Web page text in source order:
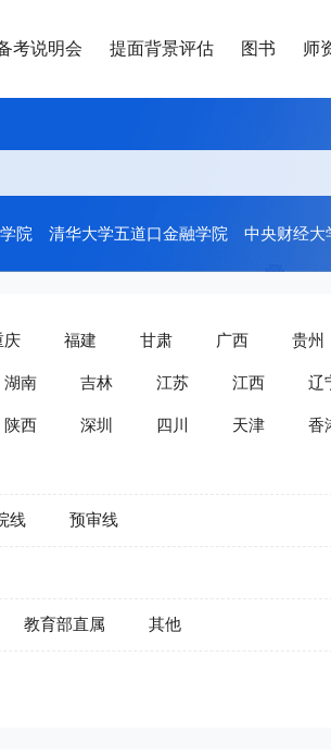
考说明会 提面背景评估 图书 师
院 清华大学五道口金融学院 中央财经大
庆 福建 甘肃 广西 贵州
湖南 吉林 江苏 江西 辽
陕西 深圳 四川 天津 香
线 预审线
教育部直属 其他